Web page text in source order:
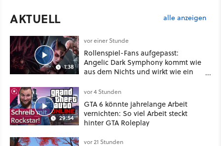
AKTUELL alle anzeigen
1:38
vor einer Stunde
Rollenspiel-Fans aufgepasst:
Angelic Dark Symphony kommt wie
aus dem Nichts und wirkt wie ein
Mass Effect
29:54
vor 4 Stunden
GTA 6 könnte jahrelange Arbeit
vernichten: So viel Arbeit steckt
hinter GTA Roleplay
vor 21 Stunden